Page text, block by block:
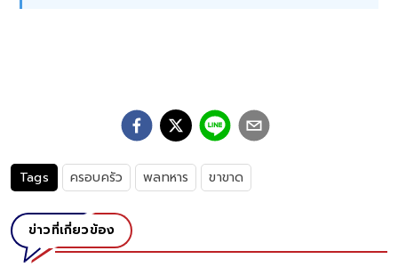
Tags ครอบครัว พลทหาร ขาขาด
ข่าวที่เกี่ยวข้อง